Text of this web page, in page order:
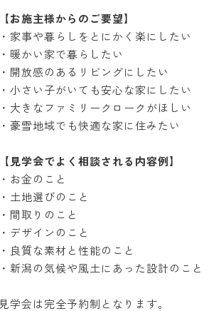
【お施主様からのご要望】
・家事や暮らしをとにかく楽にしたい
・暖かい家で暮らしたい
・開放感のあるリビングにしたい
・小さい子がいても安心な家にしたい
・大きなファミリークロークがほしい
・豪雪地域でも快適な家に住みたい
【見学会でよく相談される内容例】
・お金のこと
・土地選びのこと
・間取りのこと
・デザインのこと
・良質な素材と性能のこと
・新潟の気候や風土にあった設計のこと
見学会は完全予約制となります。